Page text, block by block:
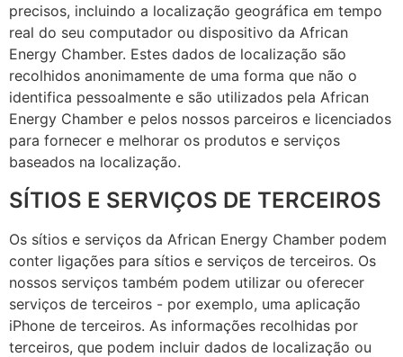
precisos, incluindo a localização geográfica em tempo
real do seu computador ou dispositivo da African
Energy Chamber. Estes dados de localização são
recolhidos anonimamente de uma forma que não o
identifica pessoalmente e são utilizados pela African
Energy Chamber e pelos nossos parceiros e licenciados
para fornecer e melhorar os produtos e serviços
baseados na localização.
SÍTIOS E SERVIÇOS DE TERCEIROS
Os sítios e serviços da African Energy Chamber podem
conter ligações para sítios e serviços de terceiros. Os
nossos serviços também podem utilizar ou oferecer
serviços de terceiros - por exemplo, uma aplicação
iPhone de terceiros. As informações recolhidas por
terceiros, que podem incluir dados de localização ou